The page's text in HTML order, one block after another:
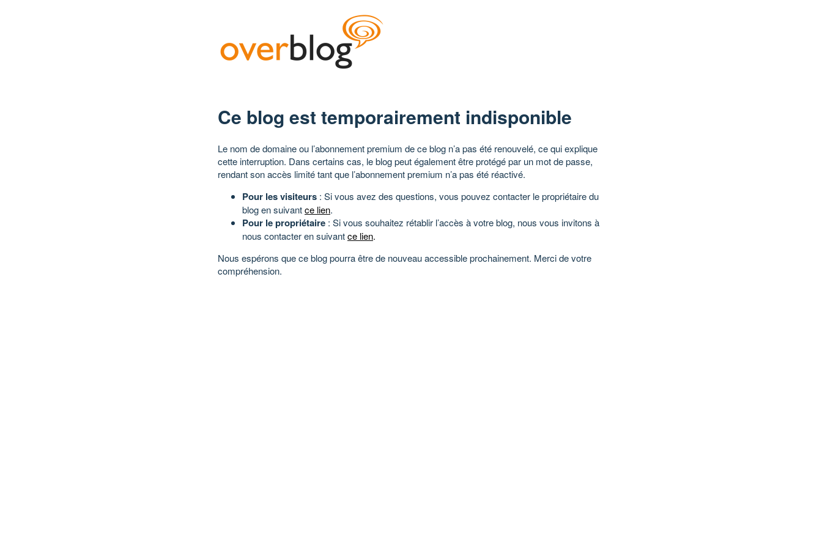
Ce blog est temporairement indisponible
Le nom de domaine ou l’abonnement premium de ce blog n’a pas été renouvelé, ce qui explique
cette interruption. Dans certains cas, le blog peut également être protégé par un mot de passe,
rendant son accès limité tant que l’abonnement premium n’a pas été réactivé.
Pour les visiteurs : Si vous avez des questions, vous pouvez contacter le propriétaire du
blog en suivantce lien.
Pour le propriétaire : Si vous souhaitez rétablir l’accès à votre blog, nous vous invitons à
nous contacter en suivantce lien.
Nous espérons que ce blog pourra être de nouveau accessible prochainement. Merci de votre
compréhension.